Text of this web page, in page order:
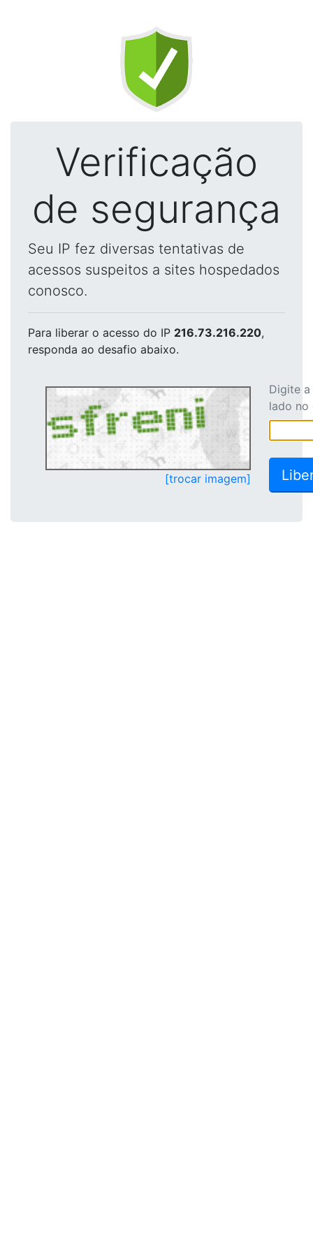
Verificação
de segurança
Seu IP fez diversas tentativas de
acessos suspeitos a sites hospedados
conosco.
Para liberar o acesso do IP 216.73.216.220,
responda ao desafio abaixo.
[trocar imagem]
Digite
lado no